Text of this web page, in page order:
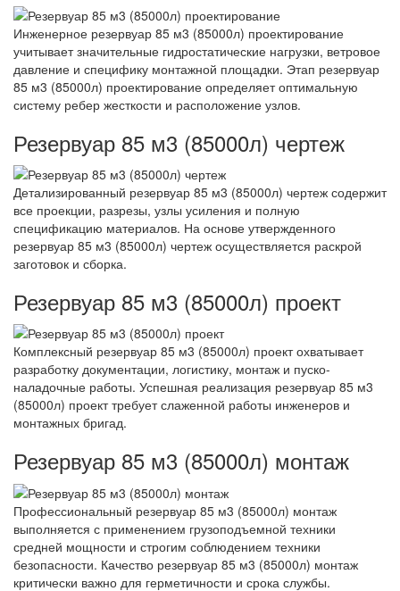
Инженерное резервуар 85 м3 (85000л) проектирование
учитывает значительные гидростатические нагрузки, ветровое
давление и специфику монтажной площадки. Этап резервуар
85 м3 (85000л) проектирование определяет оптимальную
систему ребер жесткости и расположение узлов.
Резервуар 85 м3 (85000л) чертеж
Детализированный резервуар 85 м3 (85000л) чертеж содержит
все проекции, разрезы, узлы усиления и полную
спецификацию материалов. На основе утвержденного
резервуар 85 м3 (85000л) чертеж осуществляется раскрой
заготовок и сборка.
Резервуар 85 м3 (85000л) проект
Комплексный резервуар 85 м3 (85000л) проект охватывает
разработку документации, логистику, монтаж и пуско-
наладочные работы. Успешная реализация резервуар 85 м3
(85000л) проект требует слаженной работы инженеров и
монтажных бригад.
Резервуар 85 м3 (85000л) монтаж
Профессиональный резервуар 85 м3 (85000л) монтаж
выполняется с применением грузоподъемной техники
средней мощности и строгим соблюдением техники
безопасности. Качество резервуар 85 м3 (85000л) монтаж
критически важно для герметичности и срока службы.